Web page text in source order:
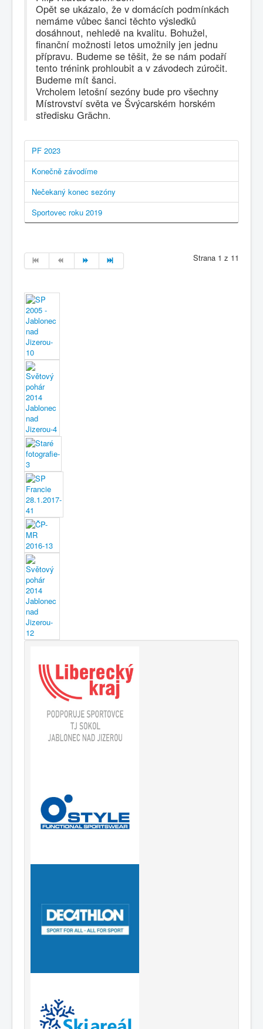
Opět se ukázalo, že v domácích podmínkách
nemáme vůbec šanci těchto výsledků
dosáhnout, nehledě na kvalitu. Bohužel,
finanční možnosti letos umožnily jen jednu
přípravu. Budeme se těšit, že se nám podaří
tento trénink prohloubit a v závodech zúročit.
Budeme mít šanci.
Vrcholem letošní sezóny bude pro všechny
Místrovství světa ve Švýcarském horském
středisku Grächn.
PF 2023
Konečně závodíme
Nečekaný konec sezóny
Sportovec roku 2019
Strana 1 z 11